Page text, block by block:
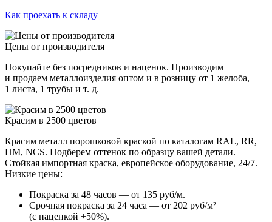
Как проехать к складу
Цены от производителя
Покупайте без посредников и наценок. Производим
и продаем металлоизделия оптом и в розницу от 1 желоба,
1 листа, 1 трубы и т. д.
Красим в 2500 цветов
Красим металл порошковой краской по каталогам RAL, RR,
ПМ, NCS. Подберем оттенок по образцу вашей детали.
Стойкая импортная краска, европейское оборудование, 24/7.
Низкие цены:
Покраска за 48 часов — от 135 руб/м.
Срочная покраска за 24 часа — от 202 руб/м²
(с наценкой +50%).